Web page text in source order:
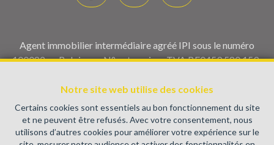
Notre site web utilise des cookies
Certains cookies sont essentiels au bon fonctionnement du site
et ne peuvent être refusés. Avec votre consentement, nous
utilisons d’autres cookies pour améliorer votre expérience sur le
Agent immobilier intermédiaire agréé IPI sous le numéro
100082 en Belgique - N° entreprise : TVA BE0459.580.159-
immobiliers, rue du Luxembourg 16B, 1000 Bruxelles (+32 2
505 38 50 - info@ipi.be) - Soumis aucode déontologique de l’
IPI
RC professionnelle et cautionnement via AXA Belgium SA,